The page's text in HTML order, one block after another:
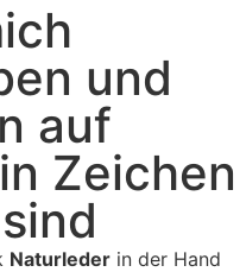
und
auf
Zeichen
Naturleder in der Hand